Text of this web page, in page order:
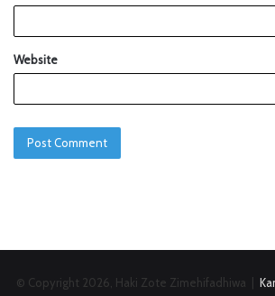
Website
© Copyright 2026, Haki Zote Zimehifadhiwa |